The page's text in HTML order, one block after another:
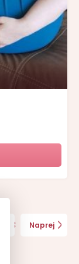
8
9
Naprej